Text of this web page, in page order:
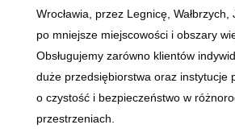
Wrocławia, przez Legnicę,
po mniejsze miejscowości i obszary
Obsługujemy zarówno klientów
duże przedsiębiorstwa oraz instytucje
o czystość i bezpieczeństwo w
przestrzeniach.